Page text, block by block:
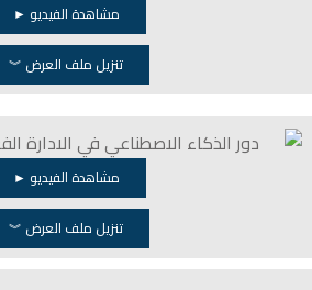
مشاهدة الفيديو ►
تنزيل ملف العرض ︾
مشاهدة الفيديو ►
تنزيل ملف العرض ︾